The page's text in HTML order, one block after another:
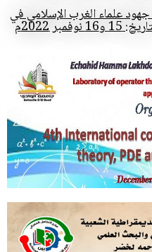
علماء الغرب الإسلامي في